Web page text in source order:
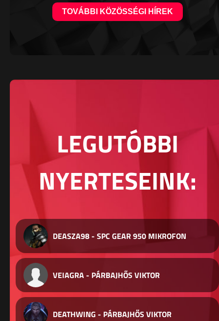
TOVÁBBI KÖZÖSSÉGI HÍREK
LEGUTÓBBI
NYERTESEINK:
DEASZA98 - SPC GEAR 950 MIKROFON
VEIAGRA - PÁRBAJHŐS VIKTOR
DEATHWING - PÁRBAJHŐS VIKTOR